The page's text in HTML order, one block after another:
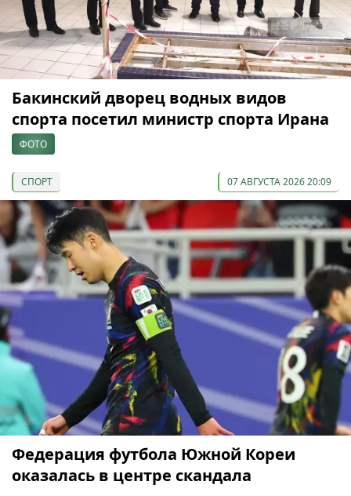
Бакинский дворец водных видов
спорта посетил министр спорта Ирана
ФОТО
СПОРТ 07 АВГУСТА 2026 20:09
Федерация футбола Южной Кореи
оказалась в центре скандала